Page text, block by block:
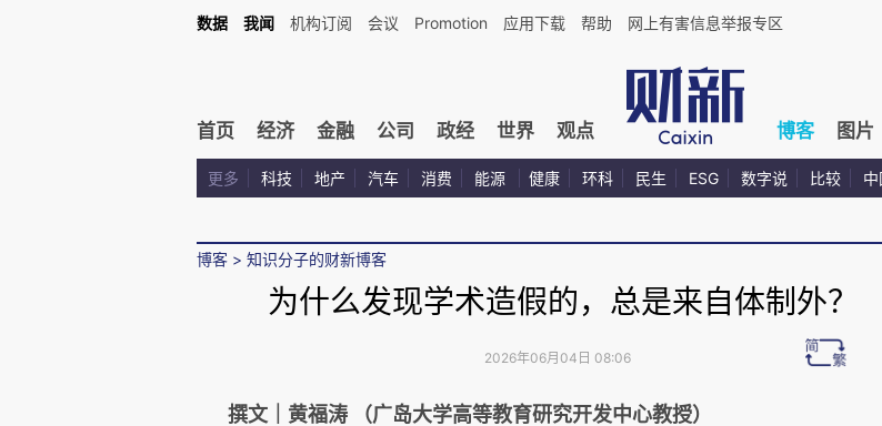
数据 我闻 机构订阅 会议 Promotion 应用下载 帮助 网上有害信息举报专区
首页 经济 金融 公司 政经 世界 观点 博客 图片
更多 科技 地产 汽车 消费 能源 健康 环科 民生 ESG 数字说 比较
博客 > 知识分子的财新博客
为什么发现学术造假的，总是来自体制外？
2026年06月04日 08:06
撰文｜黄福涛 （广岛大学高等教育研究开发中心教授）‍